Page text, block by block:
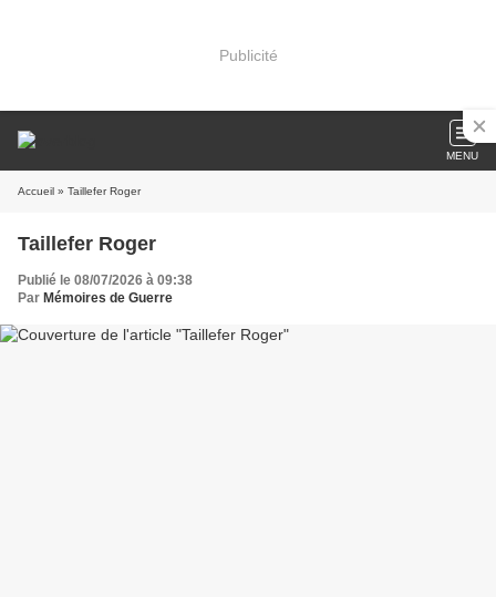
Publicité
MENU
Accueil » Taillefer Roger
Taillefer Roger
Publié le 08/07/2026 à 09:38
Par Mémoires de Guerre